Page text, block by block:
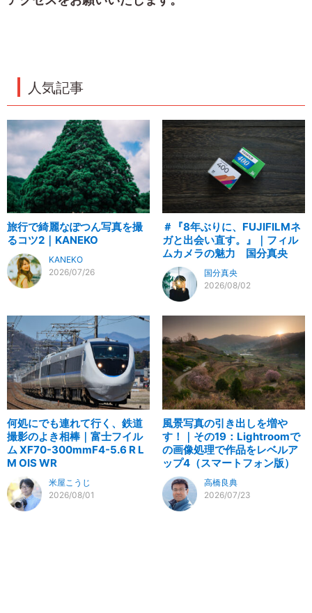
人気記事
旅行で綺麗なぽつん写真を撮
るコツ2｜KANEKO
KANEKO
2026/07/26
＃『8年ぶりに、FUJIFILMネ
ガと出会い直す。』｜フィル
ムカメラの魅力 国分真央
国分真央
2026/08/02
何処にでも連れて行く、鉄道
撮影のよき相棒｜富士フイル
ム XF70-300mmF4-5.6 R L
M OIS WR
米屋こうじ
2026/08/01
風景写真の引き出しを増や
す！｜その19：Lightroomで
の画像処理で作品をレベルア
ップ4（スマートフォン版）
高橋良典
2026/07/23